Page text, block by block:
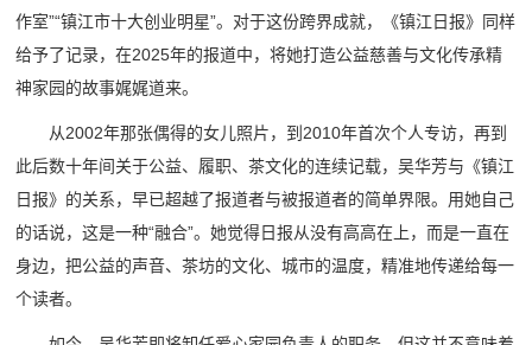
作室”“镇江市十大创业明星”。对于这份跨界成就，《镇江日报》同样
给予了记录，在2025年的报道中，将她打造公益慈善与文化传承精
神家园的故事娓娓道来。
从2002年那张偶得的女儿照片，到2010年首次个人专访，再到
此后数十年间关于公益、履职、茶文化的连续记载，吴华芳与《镇江
日报》的关系，早已超越了报道者与被报道者的简单界限。用她自己
的话说，这是一种“融合”。她觉得日报从没有高高在上，而是一直在
身边，把公益的声音、茶坊的文化、城市的温度，精准地传递给每一
个读者。